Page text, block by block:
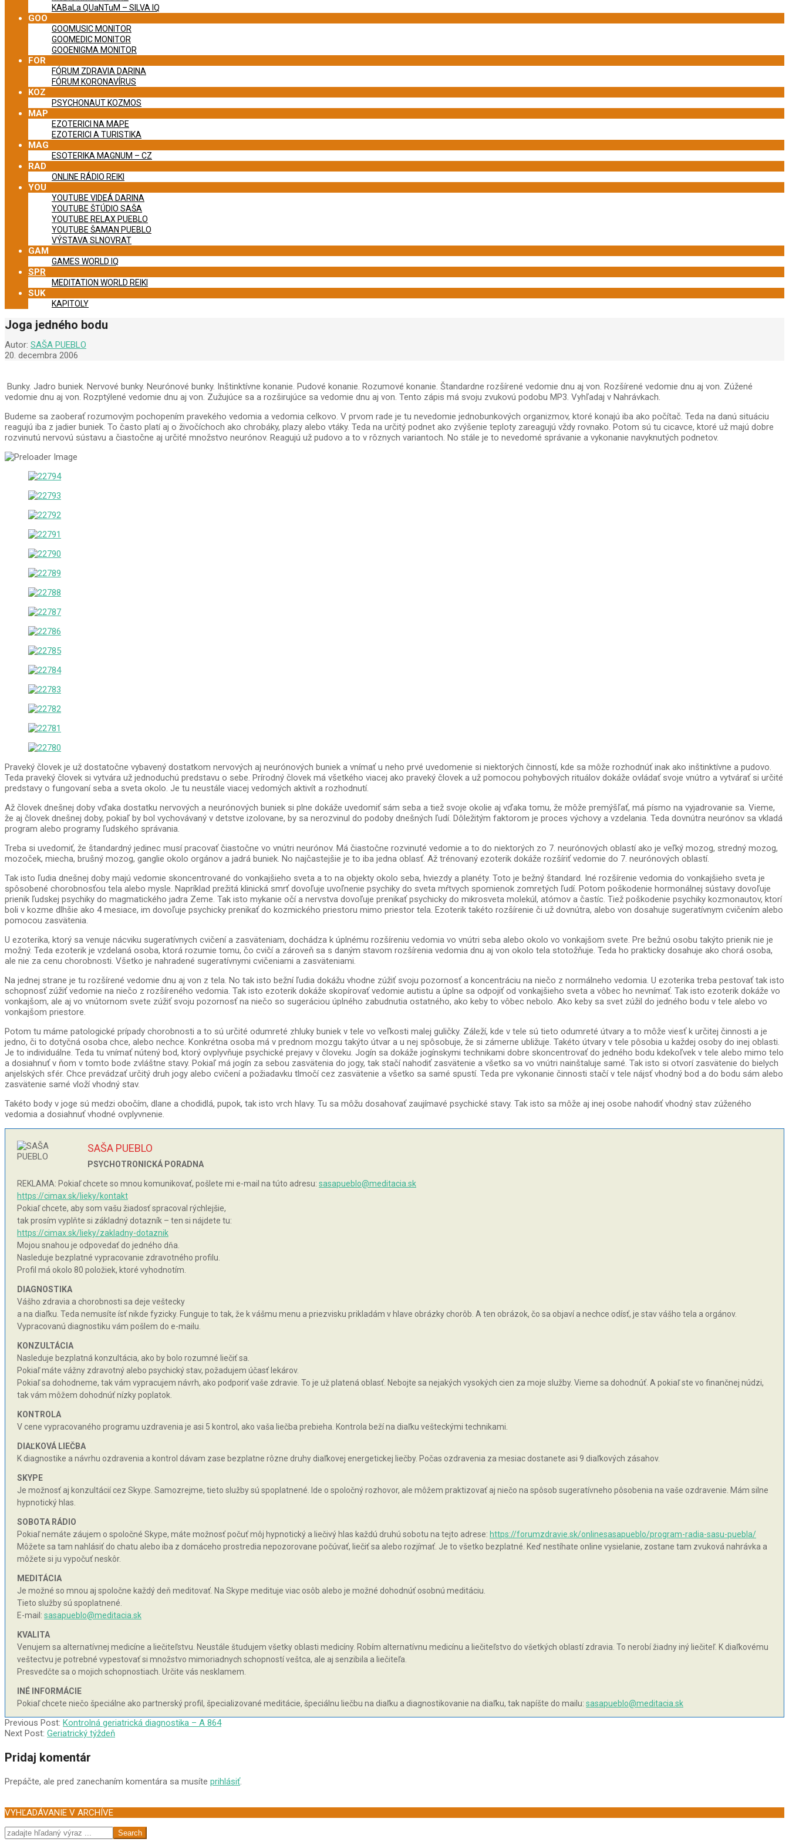
KABaLa QUaNTuM – SILVA IQ
GOO
GOOMUSIC MONITOR
GOOMEDIC MONITOR
GOOENIGMA MONITOR
FOR
FÓRUM ZDRAVIA DARINA
FÓRUM KORONAVÍRUS
KOZ
PSYCHONAUT KOZMOS
MAP
EZOTERICI NA MAPE
EZOTERICI A TURISTIKA
MAG
ESOTERIKA MAGNUM – CZ
RAD
ONLINE RÁDIO REIKI
YOU
YOUTUBE VIDEÁ DARINA
YOUTUBE ŠTÚDIO SAŠA
YOUTUBE RELAX PUEBLO
YOUTUBE ŠAMAN PUEBLO
VÝSTAVA SLNOVRAT
GAM
GAMES WORLD IQ
SPR
MEDITATION WORLD REIKI
SUK
KAPITOLY
Joga jedného bodu
Autor: SAŠA PUEBLO
20. decembra 2006
Bunky. Jadro buniek. Nervové bunky. Neurónové bunky. Inštinktívne konanie. Pudové konanie. Rozumové konanie. Štandardne rozšírené vedomie dnu aj von. Rozšírené vedomie dnu aj von. Zúžené
vedomie dnu aj von. Rozptýlené vedomie dnu aj von. Zužujúce sa a rozširujúce sa vedomie dnu aj von. Tento zápis má svoju zvukovú podobu MP3. Vyhľadaj v Nahrávkach.
Budeme sa zaoberať rozumovým pochopením pravekého vedomia a vedomia celkovo. V prvom rade je tu nevedomie jednobunkových organizmov, ktoré konajú iba ako počítač. Teda na danú situáciu
reagujú iba z jadier buniek. To často platí aj o živočíchoch ako chrobáky, plazy alebo vtáky. Teda na určitý podnet ako zvýšenie teploty zareagujú vždy rovnako. Potom sú tu cicavce, ktoré už majú dobre
rozvinutú nervovú sústavu a čiastočne aj určité množstvo neurónov. Reagujú už pudovo a to v rôznych variantoch. No stále je to nevedomé správanie a vykonanie navyknutých podnetov.
Praveký človek je už dostatočne vybavený dostatkom nervových aj neurónových buniek a vnímať u neho prvé uvedomenie si niektorých činností, kde sa môže rozhodnúť inak ako inštinktívne a pudovo.
Teda praveký človek si vytvára už jednoduchú predstavu o sebe. Prírodný človek má všetkého viacej ako praveký človek a už pomocou pohybových rituálov dokáže ovládať svoje vnútro a vytvárať si určité
predstavy o fungovaní seba a sveta okolo. Je tu neustále viacej vedomých aktivít a rozhodnutí.
Až človek dnešnej doby vďaka dostatku nervových a neurónových buniek si plne dokáže uvedomiť sám seba a tiež svoje okolie aj vďaka tomu, že môže premýšľať, má písmo na vyjadrovanie sa. Vieme,
že aj človek dnešnej doby, pokiaľ by bol vychovávaný v detstve izolovane, by sa nerozvinul do podoby dnešných ľudí. Dôležitým faktorom je proces výchovy a vzdelania. Teda dovnútra neurónov sa vkladá
program alebo programy ľudského správania.
Treba si uvedomiť, že štandardný jedinec musí pracovať čiastočne vo vnútri neurónov. Má čiastočne rozvinuté vedomie a to do niektorých zo 7. neurónových oblastí ako je veľký mozog, stredný mozog,
mozoček, miecha, brušný mozog, ganglie okolo orgánov a jadrá buniek. No najčastejšie je to iba jedna oblasť. Až trénovaný ezoterik dokáže rozšíriť vedomie do 7. neurónových oblastí.
Tak isto ľudia dnešnej doby majú vedomie skoncentrované do vonkajšieho sveta a to na objekty okolo seba, hviezdy a planéty. Toto je bežný štandard. Iné rozšírenie vedomia do vonkajšieho sveta je
spôsobené chorobnosťou tela alebo mysle. Napríklad prežitá klinická smrť dovoľuje uvoľnenie psychiky do sveta mŕtvych spomienok zomretých ľudí. Potom poškodenie hormonálnej sústavy dovoľuje
prienik ľudskej psychiky do magmatického jadra Zeme. Tak isto mykanie očí a nervstva dovoľuje prenikať psychicky do mikrosveta molekúl, atómov a častíc. Tiež poškodenie psychiky kozmonautov, ktorí
boli v kozme dlhšie ako 4 mesiace, im dovoľuje psychicky prenikať do kozmického priestoru mimo priestor tela. Ezoterik takéto rozšírenie či už dovnútra, alebo von dosahuje sugeratívnym cvičením alebo
pomocou zasvätenia.
U ezoterika, ktorý sa venuje nácviku sugeratívnych cvičení a zasväteniam, dochádza k úplnému rozšíreniu vedomia vo vnútri seba alebo okolo vo vonkajšom svete. Pre bežnú osobu takýto prienik nie je
možný. Teda ezoterik je vzdelaná osoba, ktorá rozumie tomu, čo cvičí a zároveň sa s daným stavom rozšírenia vedomia dnu aj von okolo tela stotožňuje. Teda ho prakticky dosahuje ako chorá osoba,
ale nie za cenu chorobnosti. Všetko je nahradené sugeratívnymi cvičeniami a zasväteniami.
Na jednej strane je tu rozšírené vedomie dnu aj von z tela. No tak isto bežní ľudia dokážu vhodne zúžiť svoju pozornosť a koncentráciu na niečo z normálneho vedomia. U ezoterika treba pestovať tak isto
schopnosť zúžiť vedomie na niečo z rozšíreného vedomia. Tak isto ezoterik dokáže skopírovať vedomie autistu a úplne sa odpojiť od vonkajšieho sveta a vôbec ho nevnímať. Tak isto ezoterik dokáže vo
vonkajšom, ale aj vo vnútornom svete zúžiť svoju pozornosť na niečo so sugeráciou úplného zabudnutia ostatného, ako keby to vôbec nebolo. Ako keby sa svet zúžil do jedného bodu v tele alebo vo
vonkajšom priestore.
Potom tu máme patologické prípady chorobnosti a to sú určité odumreté zhluky buniek v tele vo veľkosti malej guličky. Záleží, kde v tele sú tieto odumreté útvary a to môže viesť k určitej činnosti a je
jedno, či to dotyčná osoba chce, alebo nechce. Konkrétna osoba má v prednom mozgu takýto útvar a u nej spôsobuje, že si zámerne ubližuje. Takéto útvary v tele pôsobia u každej osoby do inej oblasti.
Je to individuálne. Teda tu vnímať nútený bod, ktorý ovplyvňuje psychické prejavy v človeku. Jogín sa dokáže jogínskymi technikami dobre skoncentrovať do jedného bodu kdekoľvek v tele alebo mimo telo
a dosiahnuť v ňom v tomto bode zvláštne stavy. Pokiaľ má jogín za sebou zasvätenia do jogy, tak stačí nahodiť zasvätenie a všetko sa vo vnútri nainštaluje samé. Tak isto si otvorí zasvätenie do bielych
anjelských sfér. Chce prevádzať určitý druh jogy alebo cvičení a požiadavku tlmočí cez zasvätenie a všetko sa samé spustí. Teda pre vykonanie činnosti stačí v tele nájsť vhodný bod a do bodu sám alebo
zasvätenie samé vloží vhodný stav.
Takéto body v joge sú medzi obočím, dlane a chodidlá, pupok, tak isto vrch hlavy. Tu sa môžu dosahovať zaujímavé psychické stavy. Tak isto sa môže aj inej osobe nahodiť vhodný stav zúženého
vedomia a dosiahnuť vhodné ovplyvnenie.
SAŠA PUEBLO
PSYCHOTRONICKÁ PORADNA
REKLAMA: Pokiaľ chcete so mnou komunikovať, pošlete mi e-mail na túto adresu: sasapueblo@meditacia.sk
https://cimax.sk/lieky/kontakt
Pokiaľ chcete, aby som vašu žiadosť spracoval rýchlejšie,
tak prosím vyplňte si základný dotazník – ten si nájdete tu:
https://cimax.sk/lieky/zakladny-dotaznik
Mojou snahou je odpovedať do jedného dňa.
Nasleduje bezplatné vypracovanie zdravotného profilu.
Profil má okolo 80 položiek, ktoré vyhodnotím.
DIAGNOSTIKA
Vášho zdravia a chorobnosti sa deje veštecky
a na diaľku. Teda nemusíte ísť nikde fyzicky. Funguje to tak, že k vášmu menu a priezvisku prikladám v hlave obrázky chorôb. A ten obrázok, čo sa objaví a nechce odísť, je stav vášho tela a orgánov.
Vypracovanú diagnostiku vám pošlem do e-mailu.
KONZULTÁCIA
Nasleduje bezplatná konzultácia, ako by bolo rozumné liečiť sa.
Pokiaľ máte vážny zdravotný alebo psychický stav, požadujem účasť lekárov.
Pokiaľ sa dohodneme, tak vám vypracujem návrh, ako podporiť vaše zdravie. To je už platená oblasť. Nebojte sa nejakých vysokých cien za moje služby. Vieme sa dohodnúť. A pokiaľ ste vo finančnej núdzi,
tak vám môžem dohodnúť nízky poplatok.
KONTROLA
V cene vypracovaného programu uzdravenia je asi 5 kontrol, ako vaša liečba prebieha. Kontrola beží na diaľku vešteckými technikami.
DIAĽKOVÁ LIEČBA
K diagnostike a návrhu ozdravenia a kontrol dávam zase bezplatne rôzne druhy diaľkovej energetickej liečby. Počas ozdravenia za mesiac dostanete asi 9 diaľkových zásahov.
SKYPE
Je možnosť aj konzultácií cez Skype. Samozrejme, tieto služby sú spoplatnené. Ide o spoločný rozhovor, ale môžem praktizovať aj niečo na spôsob sugeratívneho pôsobenia na vaše ozdravenie. Mám silne
hypnotický hlas.
SOBOTA RÁDIO
Pokiaľ nemáte záujem o spoločné Skype, máte možnosť počuť môj hypnotický a liečivý hlas každú druhú sobotu na tejto adrese: https://forumzdravie.sk/onlinesasapueblo/program-radia-sasu-puebla/
Môžete sa tam nahlásiť do chatu alebo iba z domáceho prostredia nepozorovane počúvať, liečiť sa alebo rozjímať. Je to všetko bezplatné. Keď nestíhate online vysielanie, zostane tam zvuková nahrávka a
môžete si ju vypočuť neskôr.
MEDITÁCIA
Je možné so mnou aj spoločne každý deň meditovať. Na Skype medituje viac osôb alebo je možné dohodnúť osobnú meditáciu.
Tieto služby sú spoplatnené.
E-mail: sasapueblo@meditacia.sk
KVALITA
Venujem sa alternatívnej medicíne a liečiteľstvu. Neustále študujem všetky oblasti medicíny. Robím alternatívnu medicínu a liečiteľstvo do všetkých oblastí zdravia. To nerobí žiadny iný liečiteľ. K diaľkovému
veštectvu je potrebné vypestovať si množstvo mimoriadnych schopností veštca, ale aj senzibila a liečiteľa.
Presvedčte sa o mojich schopnostiach. Určite vás nesklamem.
INÉ INFORMÁCIE
Pokiaľ chcete niečo špeciálne ako partnerský profil, špecializované meditácie, špeciálnu liečbu na diaľku a diagnostikovanie na diaľku, tak napíšte do mailu: sasapueblo@meditacia.sk
2006-
12-
Previous Post: Kontrolná geriatrická diagnostika – A 864
Next Post: Geriatrický týždeň
Pridaj komentár
Prepáčte, ale pred zanechaním komentára sa musíte prihlásiť.
VYHĽADÁVANIE V ARCHÍVE
Search